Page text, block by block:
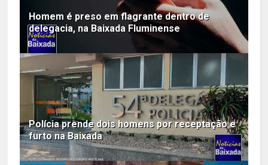
Homem é preso em flagrante dentro de
delegacia, na Baixada Fluminense
Polícia prende dois homens por receptação e
furto na Baixada